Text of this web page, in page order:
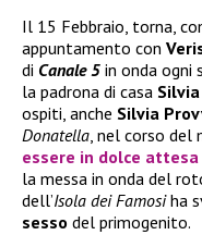
Il 15 Febbraio, torna,
appuntamento con
di Canale 5 in onda ogni
la padrona di casa
ospiti, anche Silvia
Donatella, nel corso del
essere in dolce attesa
la messa in onda del
dell’Isola dei Famosiha
sesso del primogenito.